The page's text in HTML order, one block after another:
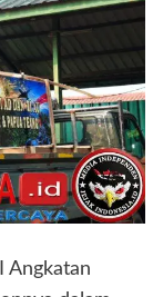
Angkatan